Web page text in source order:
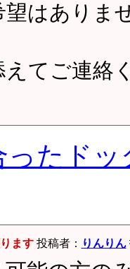
望はありま
えてご連絡
ったド
ます投稿者： りんりん